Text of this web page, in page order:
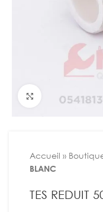
Agrandir
Accueil »
BLANC
TES REDUIT